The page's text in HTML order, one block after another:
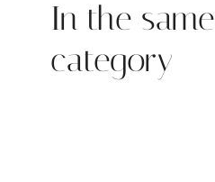
In the same
category